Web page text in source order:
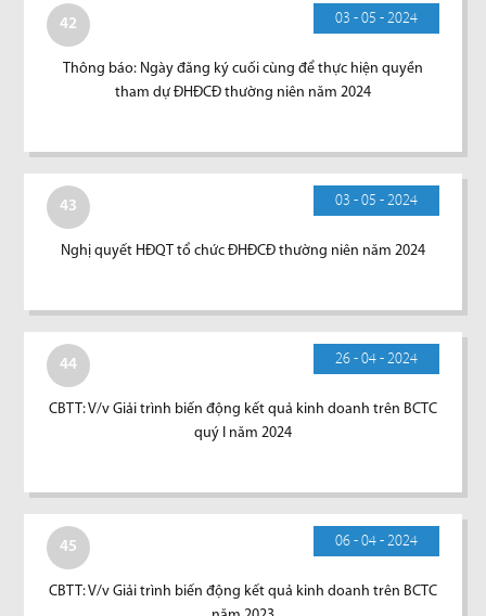
42 03 - 05 - 2024
Thông báo: Ngày đăng ký cuối cùng để thực hiện quyền
tham dự ĐHĐCĐ thường niên năm 2024
43 03 - 05 - 2024
Nghị quyết HĐQT tổ chức ĐHĐCĐ thường niên năm 2024
44 26 - 04 - 2024
CBTT: V/v Giải trình biến động kết quả kinh doanh trên BCTC
quý I năm 2024
45 06 - 04 - 2024
CBTT: V/v Giải trình biến động kết quả kinh doanh trên BCTC